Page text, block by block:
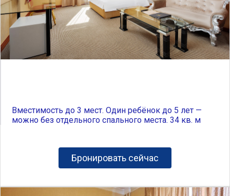
Вместимость до 3 мест. Один ребёнок до 5 лет —
можно без отдельного спального места. 34 кв. м
Бронировать сейчас